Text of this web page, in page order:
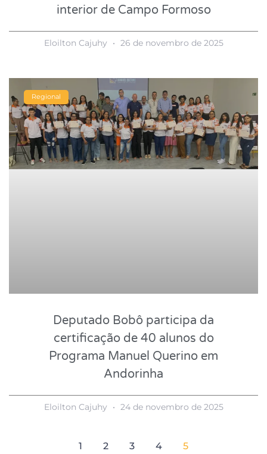
interior de Campo Formoso
Eloilton Cajuhy 26 de novembro de 2025
Regional
Deputado Bobô participa da
certificação de 40 alunos do
Programa Manuel Querino em
Andorinha
Eloilton Cajuhy 24 de novembro de 2025
1 2 3 4 5